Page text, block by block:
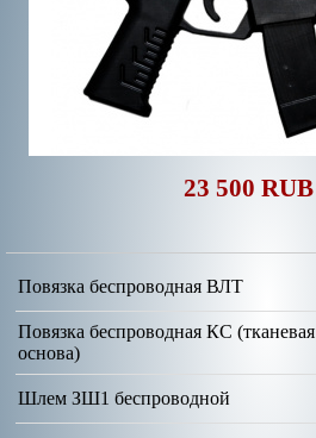
23 500 RUB
Повязка беспроводная ВЛТ
Повязка беспроводная КС (тканевая
основа)
Шлем ЗШ1 беспроводной